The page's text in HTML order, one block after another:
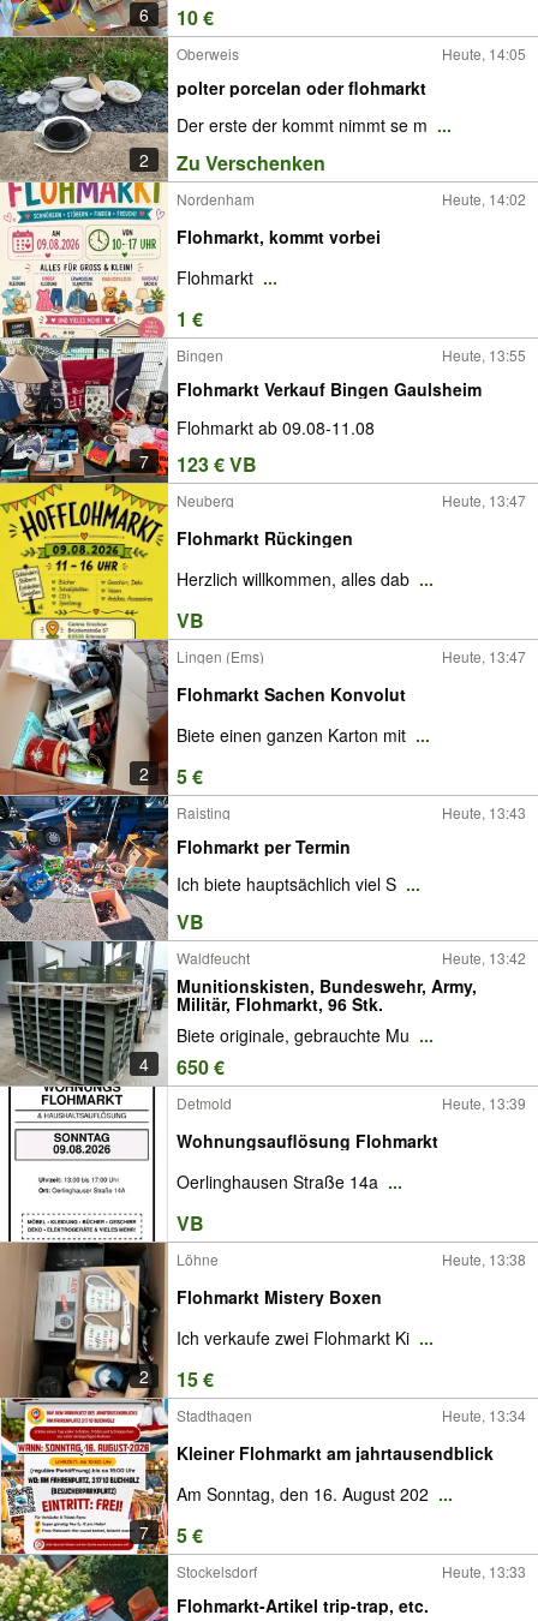
6 10 €
2
Oberweis Heute, 14:05
polter porcelan oder flohmarkt
Der erste der kommt nimmt se m ...
Zu Verschenken
Nordenham Heute, 14:02
Flohmarkt, kommt vorbei
Flohmarkt ...
1 €
7
Bingen Heute, 13:55
Flohmarkt Verkauf Bingen Gaulsheim
Flohmarkt ab 09.08-11.08
123 € VB
Neuberg Heute, 13:47
Flohmarkt Rückingen
Herzlich willkommen, alles dab ...
VB
2
Lingen (Ems) Heute, 13:47
Flohmarkt Sachen Konvolut
Biete einen ganzen Karton mit ...
5 €
Raisting Heute, 13:43
Flohmarkt per Termin
Ich biete hauptsächlich viel S ...
VB
4
Waldfeucht Heute, 13:42
Munitionskisten, Bundeswehr, Army,
Militär, Flohmarkt, 96 Stk.
Biete originale, gebrauchte Mu ...
650 €
Detmold Heute, 13:39
Wohnungsauflösung Flohmarkt
Oerlinghausen Straße 14a ...
VB
2
Löhne Heute, 13:38
Flohmarkt Mistery Boxen
Ich verkaufe zwei Flohmarkt Ki ...
15 €
7
Stadthagen Heute, 13:34
Kleiner Flohmarkt am jahrtausendblick
Am Sonntag, den 16. August 202 ...
5 €
Stockelsdorf Heute, 13:33
Flohmarkt-Artikel trip-trap, etc.